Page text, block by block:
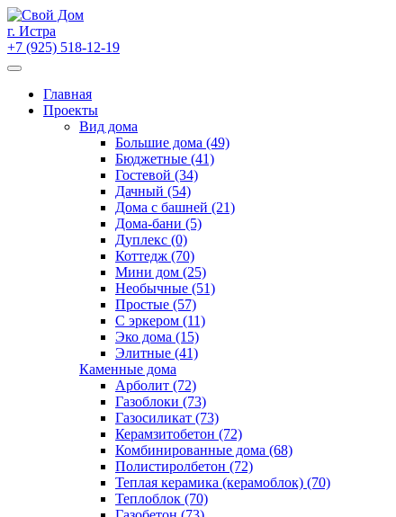
Skip
to
content
г. Истра
+7 (925) 518-12-19
Главная
Проекты
Вид дома
Большие дома (49)
Бюджетные (41)
Гостевой (34)
Дачный (54)
Дома с башней (21)
Дома-бани (5)
Дуплекс (0)
Коттедж (70)
Мини дом (25)
Необычные (51)
Простые (57)
С эркером (11)
Эко дома (15)
Элитные (41)
Каменные дома
Арболит (72)
Газоблоки (73)
Газосиликат (73)
Керамзитобетон (72)
Комбинированные дома (68)
Полистиролбетон (72)
Теплая керамика (керамоблок) (70)
Теплоблок (70)